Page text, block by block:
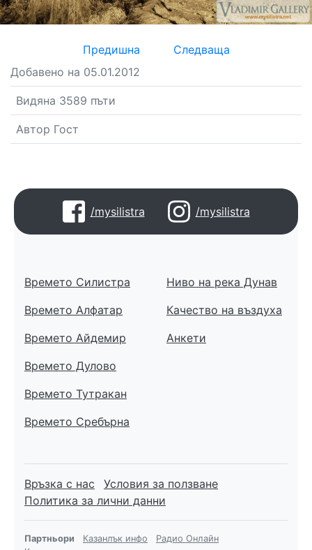
Предишна
Следваща
Добавено на 05.01.2012
Видяна 3589 пъти
Автор Гост
/mysilistra /mysilistra
Времето Силистра
Времето Алфатар
Времето Айдемир
Времето Дулово
Времето Тутракан
Времето Сребърна
Ниво на река Дунав
Качество на въздуха
Анкети
Връзка с нас
Условия за ползване
Политика за лични данни
Партньори Казанлък инфо
Радио Онлайн